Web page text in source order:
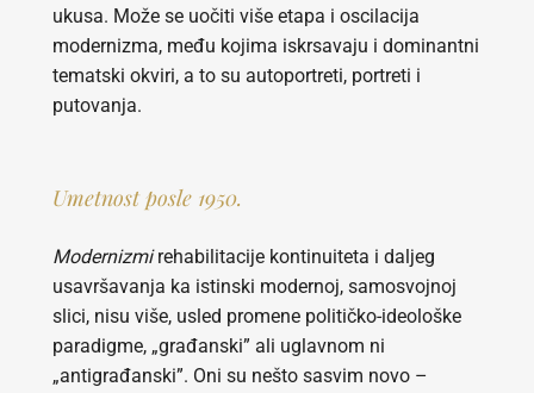
ukusa. Može se uočiti više etapa i oscilacija
modernizma, među kojima iskrsavaju i dominantni
tematski okviri, a to su autoportreti, portreti i
putovanja.
Umetnost posle 1950.
Modernizmirehabilitacije kontinuiteta i daljeg
usavršavanja ka istinski modernoj, samosvojnoj
slici, nisu više, usled promene političko-ideološke
paradigme, „građanski” ali uglavnom ni
„antigrađanski”. Oni su nešto sasvim novo –